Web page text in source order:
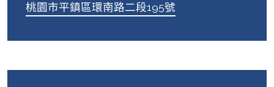
桃園市平鎮區環南路二段195號